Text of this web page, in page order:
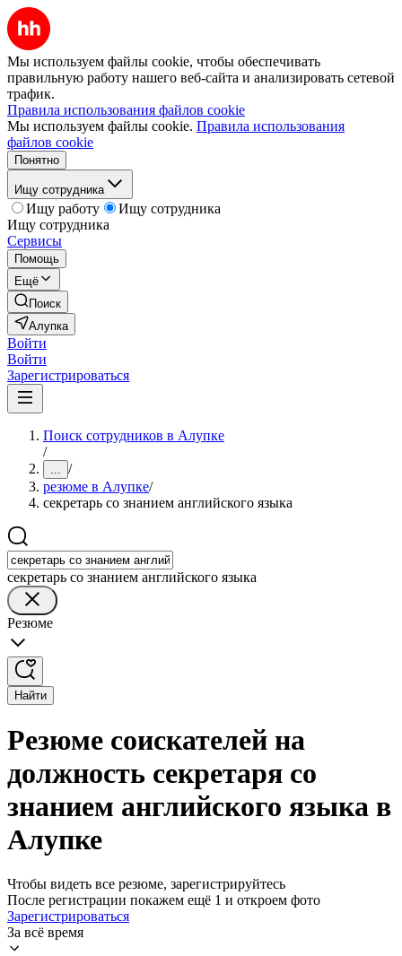
Мы используем файлы cookie, чтобы обеспечивать
правильную работу нашего веб-сайта и анализировать сетевой
трафик.
Правила использования файлов cookie
Мы используем файлы cookie. Правила использования
файлов cookie
Понятно
Ищу сотрудника
Ищу работу
Ищу сотрудника
Ищу сотрудника
Сервисы
Помощь
Ещё
Поиск
Алупка
Войти
Войти
Зарегистрироваться
Поиск сотрудников в Алупке
/
... /
резюме в Алупке/
секретарь со знанием английского языка
секретарь со знанием английского языка
Резюме
Найти
Резюме соискателей на
должность секретаря со
знанием английского языка в
Алупке
Чтобы видеть все резюме, зарегистрируйтесь
После регистрации покажем ещё 1 и откроем фото
Зарегистрироваться
За всё время